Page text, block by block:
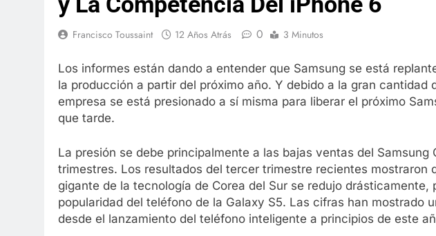
Pharma Flex RX en México –
Crucero en México te lleva a lugares
7 Años Atrás
La Inteligencia Artificial deepfake de
Francisco Toussaint 12 Años Atrás 0 3 Minutos
Los informes están dando a entender que Samsung se está
la producción a partir del próximo año. Y debido a la gran cantidad
empresa se está presionado a sí misma para liberar el próximo
que tarde.
La presión se debe principalmente a las bajas ventas del Samsung
trimestres. Los resultados del tercer trimestre recientes mostraron
gigante de la tecnología de Corea del Sur se redujo drásticamente,
popularidad del teléfono de la Galaxy S5. Las cifras han mostrado
desde el lanzamiento del teléfono inteligente a principios de este